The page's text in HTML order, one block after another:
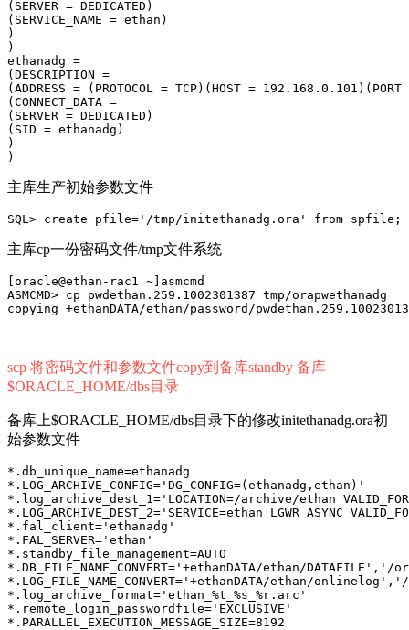
(SERVER =
(SERVICE_NAME =
)
(DESCRIPTION
(ADDRESS = (PROTOCOL = TCP)(HOST =
(CONNECT_DATA
(SERVER =
(SID =
)
主库生产初始参数文件
SQL> create pfile= '/tmp/initethanadg.ora' from spfile;
主库cp一份密码文件/tmp文件系统
[oracle@ethan -rac1 ~]asmcmd
ASMCMD> cp pwdethan .259.1002301387 tmp/orapwethanadg
copying +ethanDATA/ethan/password/pwdethan
scp 将密码文件和参数文件copy到备库standby 备库
$ORACLE_HOME/dbs目录
备库上$ORACLE_HOME/dbs目录下的修改initethanadg.ora初
始参数文件
*.db_unique_name=ethanadg
*.LOG_ARCHIVE_CONFIG= 'DG_CONFIG=(ethanadg,ethan)'
*.log_archive_dest_1= 'LOCATION=/archive/ethan
*.LOG_ARCHIVE_DEST_2= 'SERVICE=ethan LGWR ASYNC
*.fal_client= 'ethanadg'
*.FAL_SERVER= 'ethan'
*.standby_file_management=AUTO
*.DB_FILE_NAME_CONVERT= '+ethanDATA/ethan/DATAFILE' , '/
*.LOG_FILE_NAME_CONVERT= '+ethanDATA/ethan/onlinelog' , '/
*.log_archive_format= 'ethan_%t_%s_%r.arc'
*.remote_login_passwordfile= 'EXCLUSIVE'
*.PARALLEL_EXECUTION_MESSAGE_SIZE=8192